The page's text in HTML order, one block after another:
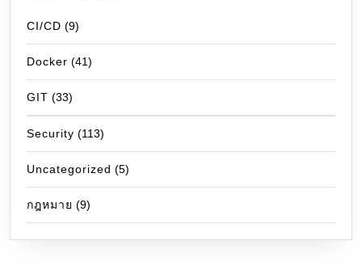
CI/CD (9)
Docker (41)
GIT (33)
Security (113)
Uncategorized (5)
กฎหมาย (9)